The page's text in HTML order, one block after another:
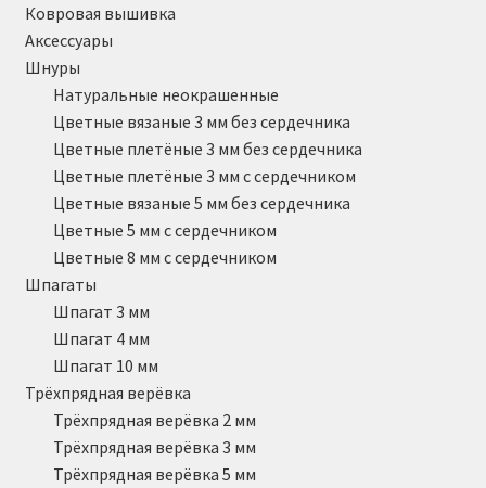
Ковровая вышивка
Аксессуары
Шнуры
Натуральные неокрашенные
Цветные вязаные 3 мм без сердечника
Цветные плетёные 3 мм без сердечника
Цветные плетёные 3 мм с сердечником
Цветные вязаные 5 мм без сердечника
Цветные 5 мм с сердечником
Цветные 8 мм с сердечником
Шпагаты
Шпагат 3 мм
Шпагат 4 мм
Шпагат 10 мм
Трёхпрядная верёвка
Трёхпрядная верёвка 2 мм
Трёхпрядная верёвка 3 мм
Трёхпрядная верёвка 5 мм